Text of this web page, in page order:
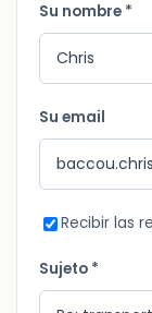
Su nombre *
Su email
Recibir las
Sujeto *